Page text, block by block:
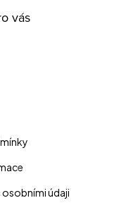
vás
osobními údaji